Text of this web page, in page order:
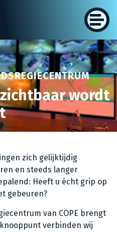
wordt
zich gelijktijdig
en steeds langer
Heeft u écht grip op
gebeuren?
van COPE brengt
verbinden wij